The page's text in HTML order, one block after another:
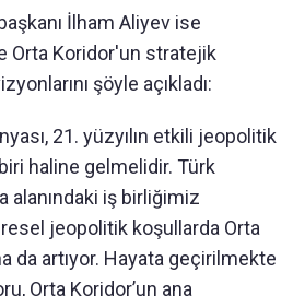
İlham Aliyev ise
Orta Koridor'un stratejik
şöyle açıkladı:
21. yüzyılın etkili jeopolitik
haline gelmelidir. Türk
alanındaki iş birliğimiz
jeopolitik koşullarda Orta
da artıyor. Hayata geçirilmekte
Orta Koridor’un ana